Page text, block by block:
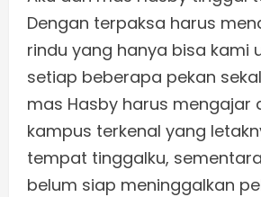
Dengan terpaksa harus
rindu yang hanya bisa kami
setiap beberapa pekan
mas Hasby harus mengajar
kampus terkenal yang
tempat tinggalku,
belum siap meninggalkan